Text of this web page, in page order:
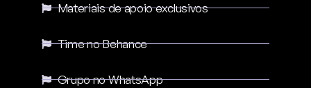
Materiais de apoio exclusivos
Time no Behance
Grupo no WhatsApp